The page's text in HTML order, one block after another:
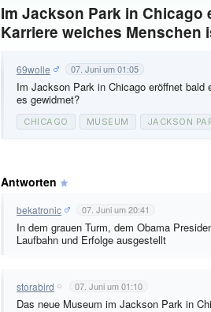
Im Jackson Park in Chicago
Karriere welches Menschen
69wolle 07. Juni um 01:05
Im Jackson Park in Chicago eröffnet
es gewidmet?
CHICAGO MUSEUM JACKSON
Antworten
bekatronic 07. Juni um 20:41
In dem grauen Turm, dem Obama
Laufbahn und Erfolge ausgestellt
storabird 07. Juni um 01:10
Das neue Museum im Jackson Park in